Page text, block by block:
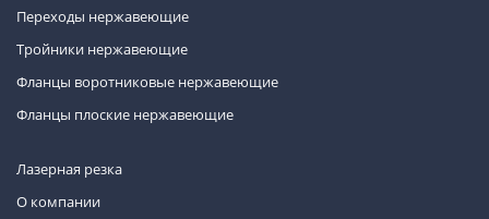
Переходы нержавеющие
Тройники нержавеющие
Фланцы воротниковые нержавеющие
Фланцы плоские нержавеющие
Лазерная резка
О компании